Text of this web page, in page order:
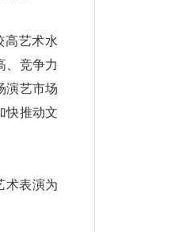
高艺术水
、竞争力
演艺市场
快推动文
术表演为